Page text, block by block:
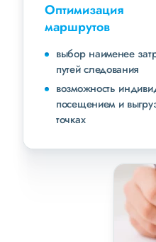
Оптимизация
маршрутов
выбор наименее
путей следования
возможность
посещением и
точках